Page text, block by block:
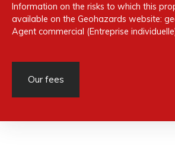
Information on the risks to which this
available on the Geohazards website:
Agent commercial (Entreprise
Our fees